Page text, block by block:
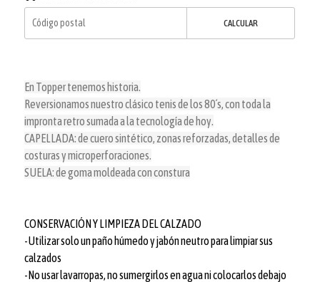
CALCULAR
En Topper tenemos historia.
Reversionamos nuestro clásico tenis de los 80´s, con toda la
impronta retro sumada a la tecnología de hoy.
CAPELLADA: de cuero sintético, zonas reforzadas, detalles de
costuras y microperforaciones.
SUELA: de goma moldeada con constura
CONSERVACIÓN Y LIMPIEZA DEL CALZADO
-Utilizar solo un paño húmedo y jabón neutro para limpiar sus
calzados
-No usar lavarropas, no sumergirlos en agua ni colocarlos debajo